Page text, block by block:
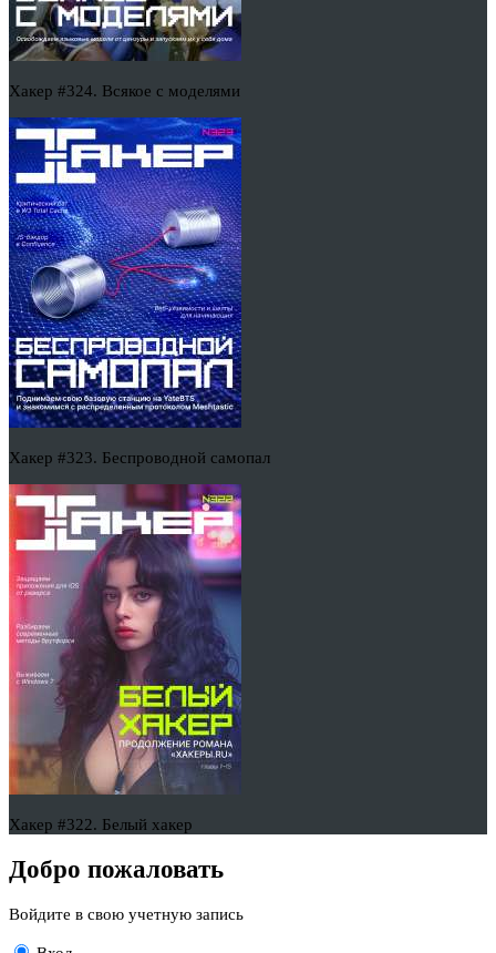
Хакер #324. Всякое с моделями
Хакер #323. Беспроводной самопал
Хакер #322. Белый хакер
Добро пожаловать
Войдите в свою учетную запись